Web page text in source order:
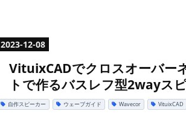
2023-12-08
VituixCADでクロスオーバー
トで作るバスレフ型2wayス
自作スピーカー ウェーブガイド Wavecor VituixCAD